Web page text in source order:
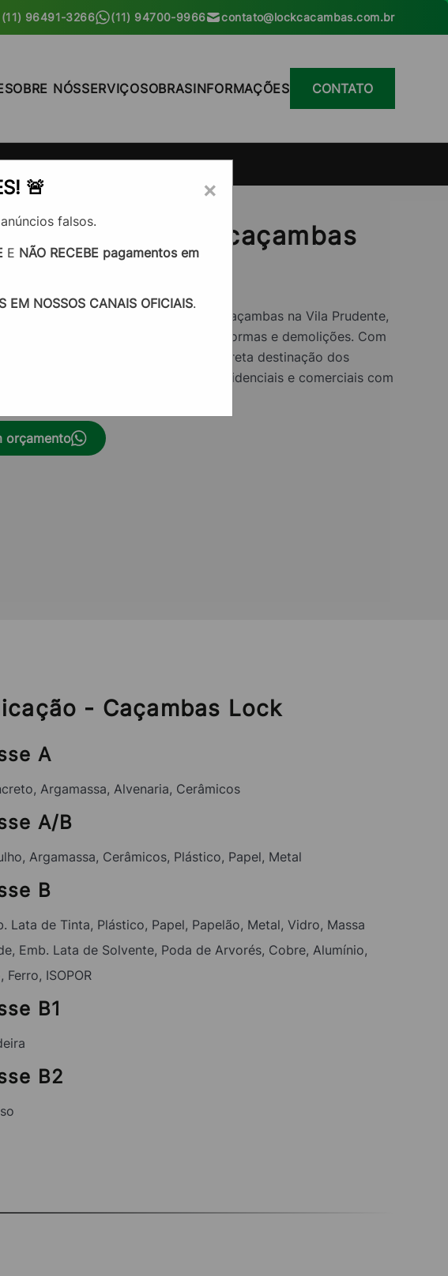
×
🚨
falsos.
E NÃO RECEBE pagamentos em
EM NOSSOS CANAIS OFICIAIS.
(11) 96491-3266 (11) 94700-9966 contato@lockcacambas.com.br
SOBRE NÓSSERVIÇOSOBRASINFORMAÇÕES CONTATO
de aluguel de caçambas
é uma empresa de aluguel de caçambas na Vila Prudente,
de entulhos em construções, reformas e demolições. Com
e sustentável, garantimos a correta destinação dos
às necessidades de clientes residenciais e comerciais com
e responsabilidade.
orçamento
- Caçambas Lock
A
Argamassa, Alvenaria, Cerâmicos
A/B
Argamassa, Cerâmicos, Plástico, Papel, Metal
B
Lata de Tinta, Plástico, Papel, Papelão, Metal, Vidro, Massa
Emb. Lata de Solvente, Poda de Arvorés, Cobre, Alumínio,
Ferro, ISOPOR
B1
B2